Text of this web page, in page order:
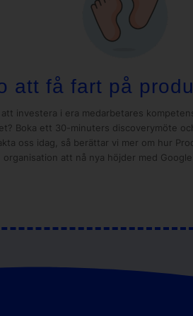
att få fart på
investera i era medarbetares
Boka ett 30-minuters discoverymöte
oss idag, så berättar vi mer om hur
organisation att nå nya höjder med Google